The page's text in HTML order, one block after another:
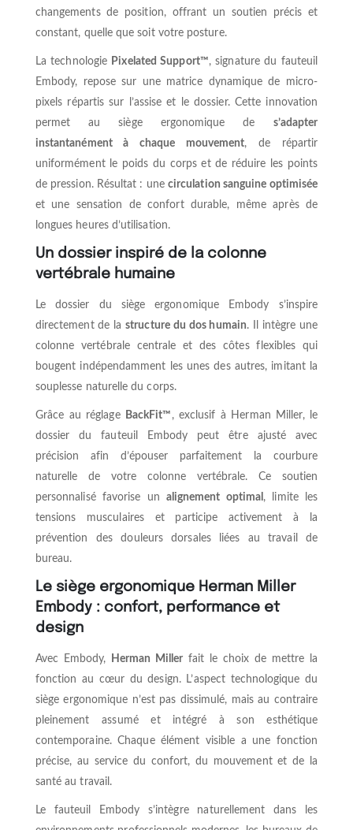
changements de position, offrant un soutien précis et
constant, quelle que soit votre posture.
La technologie Pixelated Support™, signature du fauteuil
Embody, repose sur une matrice dynamique de micro-
pixels répartis sur l’assise et le dossier. Cette innovation
permet au siège ergonomique de s’adapter
instantanément à chaque mouvement, de répartir
uniformément le poids du corps et de réduire les points
de pression. Résultat : une circulation sanguine optimisée
et une sensation de confort durable, même après de
longues heures d’utilisation.
Un dossier inspiré de la colonne
vertébrale humaine
Le dossier du siège ergonomique Embody s’inspire
directement de lastructure du dos humain. Il intègre une
colonne vertébrale centrale et des côtes flexibles qui
bougent indépendamment les unes des autres, imitant la
souplesse naturelle du corps.
Grâce au réglage BackFit™ , exclusif à Herman Miller, le
dossier du fauteuil Embody peut être ajusté avec
précision afin d’épouser parfaitement la courbure
naturelle de votre colonne vertébrale. Ce soutien
personnalisé favorise un alignement optimal , limite les
tensions musculaires et participe activement à la
prévention des douleurs dorsales liées au travail de
bureau.
Le siège ergonomique Herman Miller
Embody : confort, performance et
design
Avec Embody, Herman Miller fait le choix de mettre la
fonction au cœur du design. L’aspect technologique du
siège ergonomique n’est pas dissimulé, mais au contraire
pleinement assumé et intégré à son esthétique
contemporaine. Chaque élément visible a une fonction
précise, au service du confort, du mouvement et de la
santé au travail.
Le fauteuil Embody s’intègre naturellement dans les